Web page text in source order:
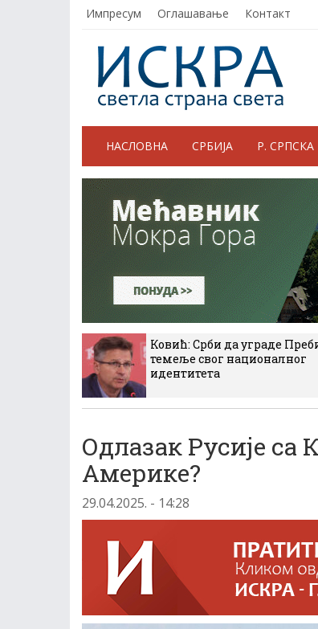
Импресум Оглашавање Контакт
НАСЛОВНА СРБИЈА Р. СРПСКА
Ковић: Срби да уграде
темеље свог националног
идентитета
Одлазак Русије са
Америке?
29.04.2025. - 14:28